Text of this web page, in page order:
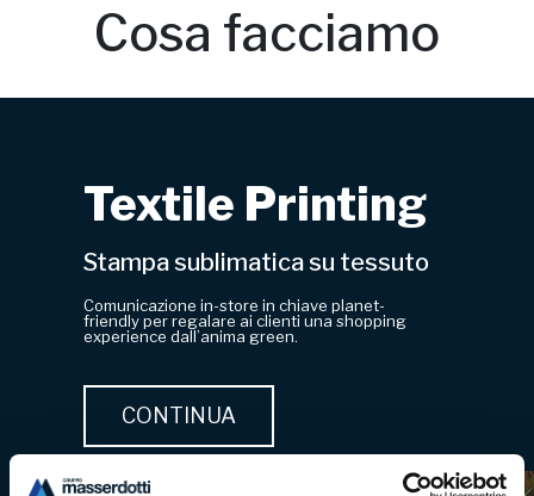
Cosa facciamo
Textile Printing
Stampa sublimatica su tessuto
Comunicazione in-store in chiave planet-
friendly per regalare ai clienti una shopping
experience dall’anima green.
CONTINUA